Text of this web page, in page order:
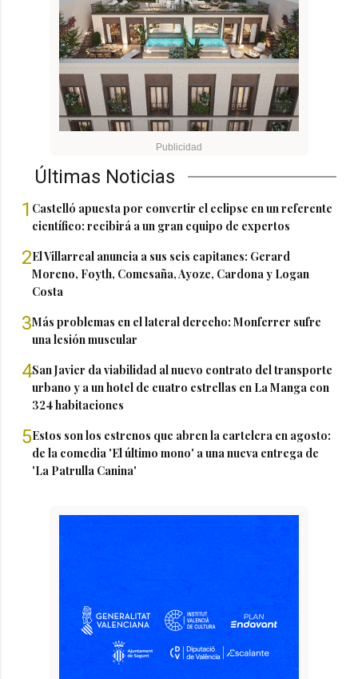
Últimas Noticias
1 Castelló apuesta por convertir el eclipse en un referente
científico: recibirá a un gran equipo de expertos
2El Villarreal anuncia a sus seis capitanes: Gerard
Moreno, Foyth, Comesaña, Ayoze, Cardona y Logan
Costa
3Más problemas en el lateral derecho: Monferrer sufre
una lesión muscular
4San Javier da viabilidad al nuevo contrato del transporte
urbano y a un hotel de cuatro estrellas en La Manga con
324 habitaciones
5Estos son los estrenos que abren la cartelera en agosto:
de la comedia 'El último mono' a una nueva entrega de
'La Patrulla Canina'